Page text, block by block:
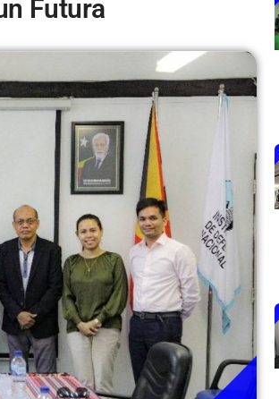
Futura